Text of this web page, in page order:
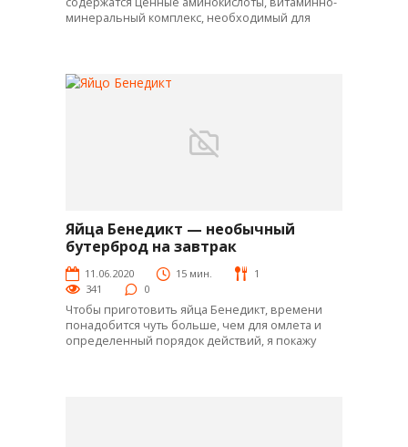
минеральный комплекс, необходимый для
Яй-рецепты
Яйца Бенедикт — необычный
бутерброд на завтрак
11.06.2020 15 мин.
1
341
0
Чтобы приготовить яйца Бенедикт, времени
понадобится чуть больше, чем для омлета и
определенный порядок действий, я покажу